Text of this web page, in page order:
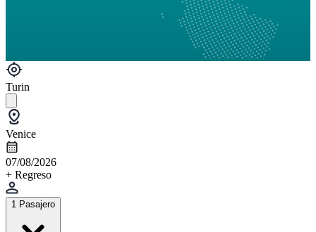
Turin
Venice
07/08/2026
+ Regreso
1 Pasajero